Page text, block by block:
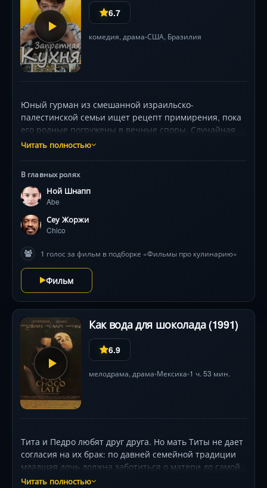
6.7
комедия, драма•США, Бразилия
Юный гурман из смешанной израильско-
палестинской семьи ищет рецепт примирения, пока
его родные погружены в вечные споры. Случайная
встреча с харизматичным шефом из Бразилии
специй ему предстоит переплавить кухонный хаос в
гармонию, рискуя обжечься. В кадре мелькают
соцсети и сочные гастрономические панорамы, а
кульминация наступит там, где закипает не только
суп .
Читать полностью
В главных ролях
Ной Шнапп
Abe
Сеу Жоржи
Chico
1 голос за фильм в подборке «Фильмы про кулинарию»
Фильм
Как вода для шоколада (1991)
6.9
мелодрама, драма•Мексика•1 ч. 53 мин.
Тита и Педро любят друг друга. Но мать Титы не дает
согласия на их брак: по давней семейной традиции
младшая дочь должна заботиться о матери до самой
ее смерти. Чтобы быть рядом с любимой, Педро…
Читать полностью